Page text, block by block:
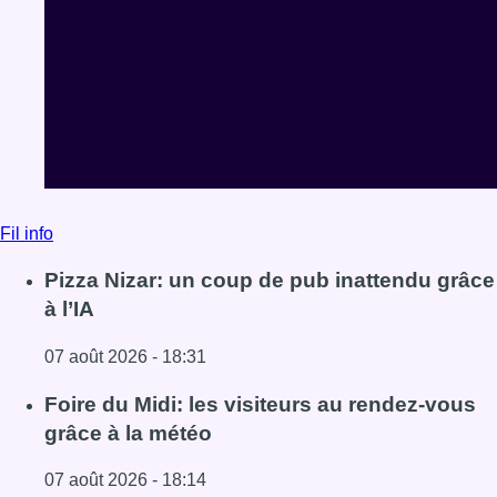
Fil info
Pizza Nizar: un coup de pub inattendu grâce
à l’IA
07 août 2026 - 18:31
Lire l'article Pizza Nizar: un coup de pub inattendu grâce
Foire du Midi: les visiteurs au rendez-vous
grâce à la météo
07 août 2026 - 18:14